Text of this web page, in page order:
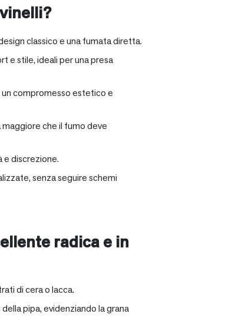
classico e una fumata diretta.
e stile, ideali per una presa
un compromesso estetico e
che il fumo deve
discrezione.
senza seguire schemi
radica e in
di cera o lacca.
pipa, evidenziando la grana